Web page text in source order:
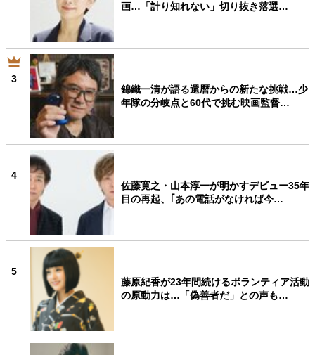
画…「計り知れない」切り抜き落選…
3
錦織一清が語る還暦からの新たな挑戦…少
年隊の分岐点と60代で挑む映画監督…
4
佐藤寛之・山本淳一が明かすデビュー35年
目の再起、｢あの電話がなければ今…
5
藤原紀香が23年間続けるボランティア活動
の原動力は…「偽善者だ」との声も…